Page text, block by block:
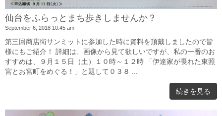
仙台をふらっとまち歩きしませんか？
September 6, 2018 10:45 am
第三回商店街サンミットに参加した時に資料を頂戴しましたので皆
様にもご紹介！ 詳細は、画像から見て欲しいですが、私の一番のお
すすめは、９月１５日（土）１０時～１２時 「伊達家が畏れた東照
宮とお宮町をめぐる！」と題して０３８ ...
続きを見る